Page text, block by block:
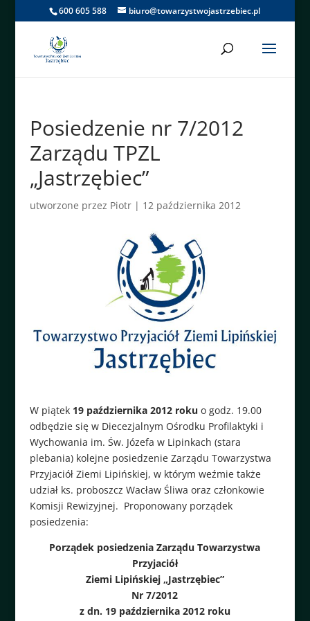
600 605 588 biuro@towarzystwojastrzebiec.pl
Posiedzenie nr 7/2012
Zarządu TPZL
„Jastrzębiec”
utworzone przez Piotr| 12 października 2012
W piątek 19 października 2012 rokuo godz. 19.00
odbędzie się w Diecezjalnym Ośrodku Profilaktyki i
Wychowania im. Św. Józefa w Lipinkach (stara
plebania) kolejne posiedzenie Zarządu Towarzystwa
Przyjaciół Ziemi Lipińskiej, w którym weźmie także
udział ks. proboszcz Wacław Śliwa oraz członkowie
Komisji Rewizyjnej. Proponowany porządek
posiedzenia:
Porządek posiedzenia Zarządu Towarzystwa
Przyjaciół
Ziemi Lipińskiej „Jastrzębiec”
Nr 7/2012
z dn. 19 października 2012 roku